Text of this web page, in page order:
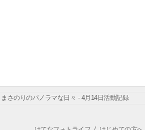
まさのりのパノラマな日々 - 4月14日活動記録